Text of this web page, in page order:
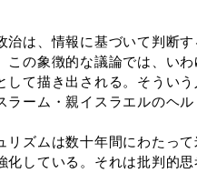
は、情報に基づいて判断
の象徴的な議論では、い
て描き出される。そうい
ーム・親イスラエルのヘ
リズムは数十年間にわたっ
化している。それは批判的